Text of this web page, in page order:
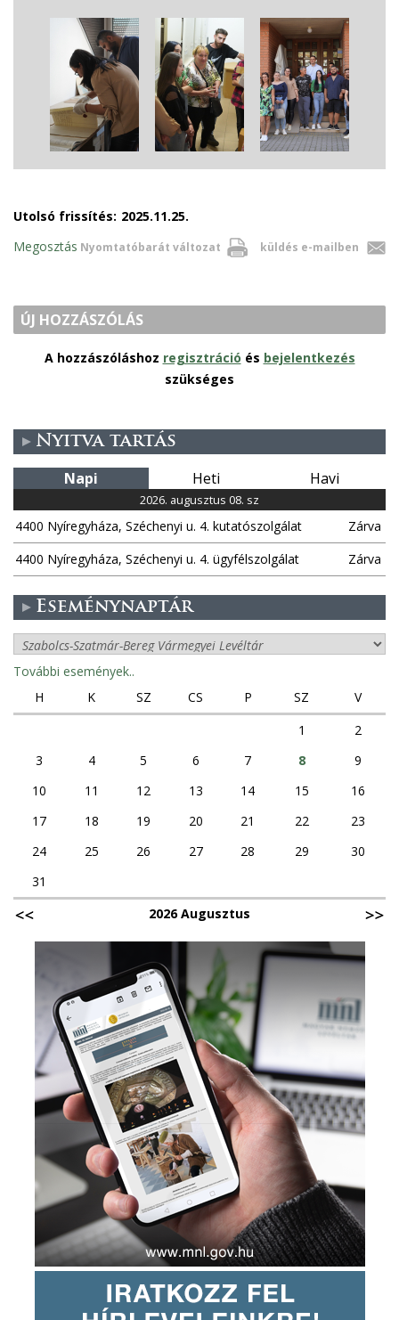
Utolsó frissítés: 2025.11.25.
Nyomtatóbarát változat küldés e-mailben
Megosztás
ÚJ HOZZÁSZÓLÁS
A hozzászóláshoz regisztráció és bejelentkezés
szükséges
Nyitva tartás
Napi Heti Havi
2026. augusztus 08. sz
4400 Nyíregyháza, Széchenyi u. 4. kutatószolgálat
Zárva
4400 Nyíregyháza, Széchenyi u. 4. ügyfélszolgálat
Zárva
Eseménynaptár
További események..
H
K SZ CS P SZ
V
1
2
3
4 5 6 7 8
9
10
11 12 13 14 15
16
17
18 19 20 21 22
23
24
25 26 27 28 29
30
31
2026 Augusztus